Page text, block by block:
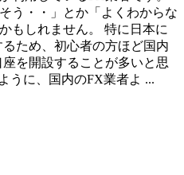
う・・」とか「よくわからな
もしれません。 特に日本に
ため、初心者の方ほど国内
を開設することが多いと思
うに、国内のFX業者よ ...